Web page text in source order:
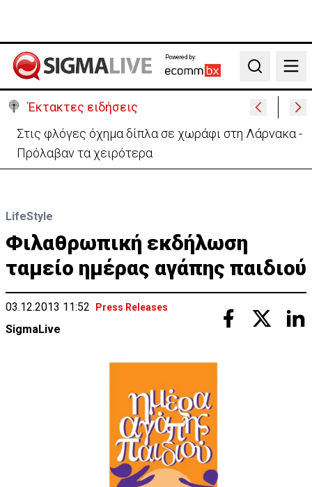
Powered by:
Search
Έκτακτες ειδήσεις
Στις φλόγες όχημα δίπλα σε χωράφι στη Λάρνακα -
Πρόλαβαν τα χειρότερα
LifeStyle
Φιλαθρωπική εκδήλωση
ταμείο ημέρας αγάπης παιδιού
03.12.2013 11:52 Press Releases
SigmaLive